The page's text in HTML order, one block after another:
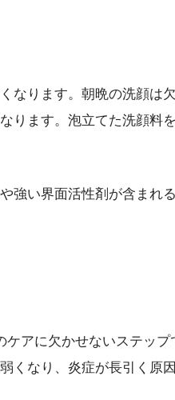
ります。朝晩の洗顔は
ります。泡立てた洗顔料
強い界面活性剤が含まれ
アに欠かせないステッ
くなり、炎症が長引く原因